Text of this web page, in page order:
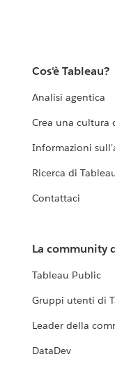
Cos'è Tableau?
Analisi agentica
Crea una cultura
Informazioni
Ricerca di
Contattaci
La community
Tableau Public
Gruppi utenti di
Leader della
DataDev